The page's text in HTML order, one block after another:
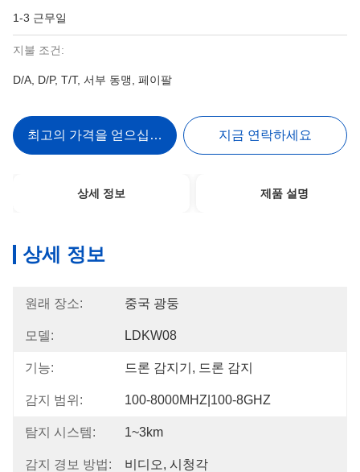
1-3 근무일
지불 조건:
D/A, D/P, T/T, 서부 동맹, 페이팔
최고의 가격을 얻으십시오 지금 연락하세요
상세 정보 제품 설명
상세 정보
원래 장소: 중국 광둥
모델: LDKW08
기능: 드론 감지기, 드론 감지
감지 범위: 100-8000MHZ|100-8GHZ
탐지 시스템: 1~3km
감지 경보 방법: 비디오, 시청각